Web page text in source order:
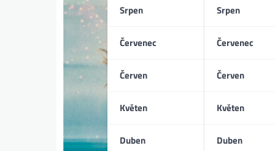
Srpen
Červenec
Červen
Květen
Duben
Srpen
Červenec
Červen
Květen
Duben